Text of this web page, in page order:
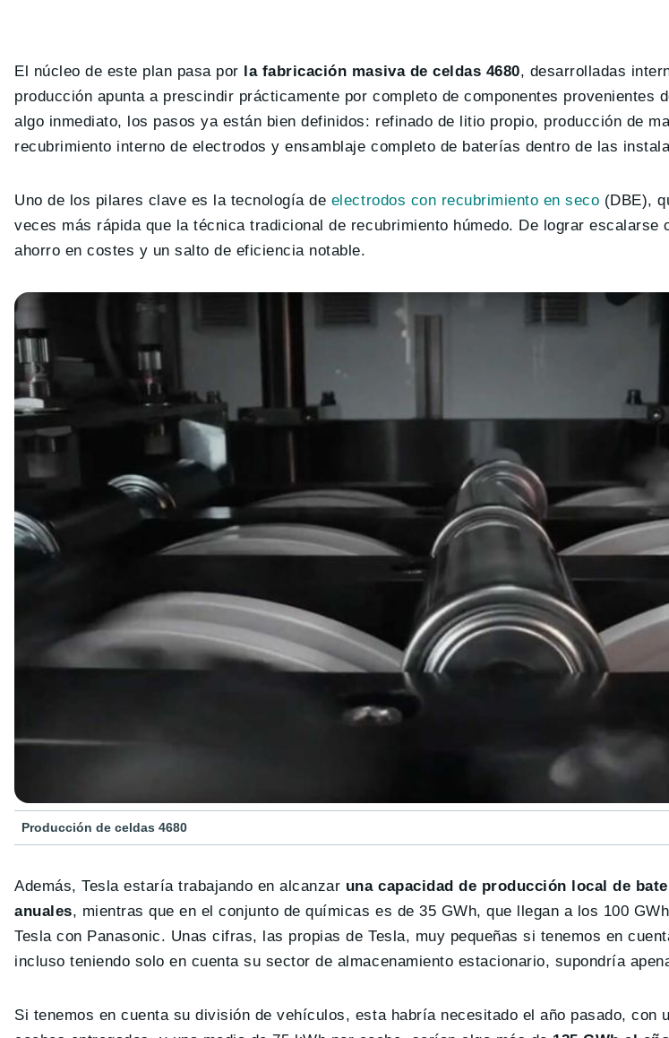
El núcleo de este plan pasa por la fabricación masiva de celdas 4680, desarrolladas
producción apunta a prescindir prácticamente por completo de componentes provenientes
algo inmediato, los pasos ya están bien definidos: refinado de litio propio, producción de
recubrimiento interno de electrodos y ensamblaje completo de baterías dentro de las
Uno de los pilares clave es la tecnología de electrodos con recubrimiento en seco (DBE),
veces más rápida que la técnica tradicional de recubrimiento húmedo. De lograr escalarse
ahorro en costes y un salto de eficiencia notable.
Producción de celdas 4680
Además, Tesla estaría trabajando en alcanzar una capacidad de producción local de
anuales, mientras que en el conjunto de químicas es de 35 GWh, que llegan a los 100
Tesla con Panasonic. Unas cifras, las propias de Tesla, muy pequeñas si tenemos en
incluso teniendo solo en cuenta su sector de almacenamiento estacionario, supondría
Si tenemos en cuenta su división de vehículos, esta habría necesitado el año pasado, con